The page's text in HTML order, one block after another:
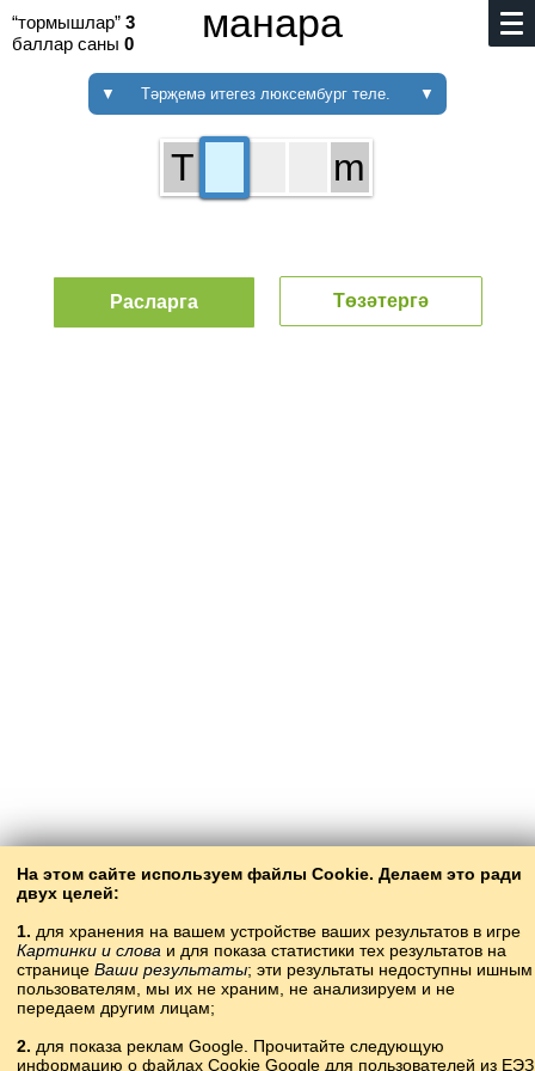
“тормышлар” 3
баллар саны 0 манара
▼ Тәрҗемә итегез люксембург теле. ▼
На этом сайте используем файлы Cookie. Делаем это ради
двух целей:
1. для хранения на вашем устройстве ваших результатов в игре
Картинки и слова и для показа статистики тех результатов на
странице Ваши результаты; эти результаты недоступны ишным
пользователям, мы их не храним, не анализируем и не
передаем другим лицам;
2. для показа реклам Google. Прочитайте следующую
информацию о файлах Cookie Google для пользователей из ЕЭЗ